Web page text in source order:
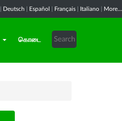
Deutsch Español Français Italiano More...
கொடை